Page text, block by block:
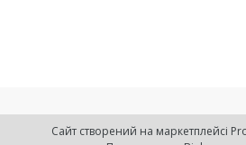
Сайт створений на маркетплейсі